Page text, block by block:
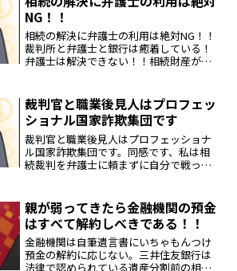
NG！！
相続の解決に弁護士の利用は絶対NG！！
裁判所と弁護士と銀行は癒着している！
弁護士は解決できない！！相続財産が弁
裁判官と職業後見人はプロフェッ
ショナル国家詐欺集団です
裁判官と職業後見人はプロフェッショナ
ル国家詐欺集団です。同感です、私は相
続裁判を弁護士に頼まずに自分で戦って
ていることがわかりました。
親が弱ってきたら金融機関の預金
はすべて解約しべきである！！
金融機関は自筆遺言書にいちゃもんつけ
預金の解約に応じない。三井住友銀行は
法律で認められている遺産分割前の相続